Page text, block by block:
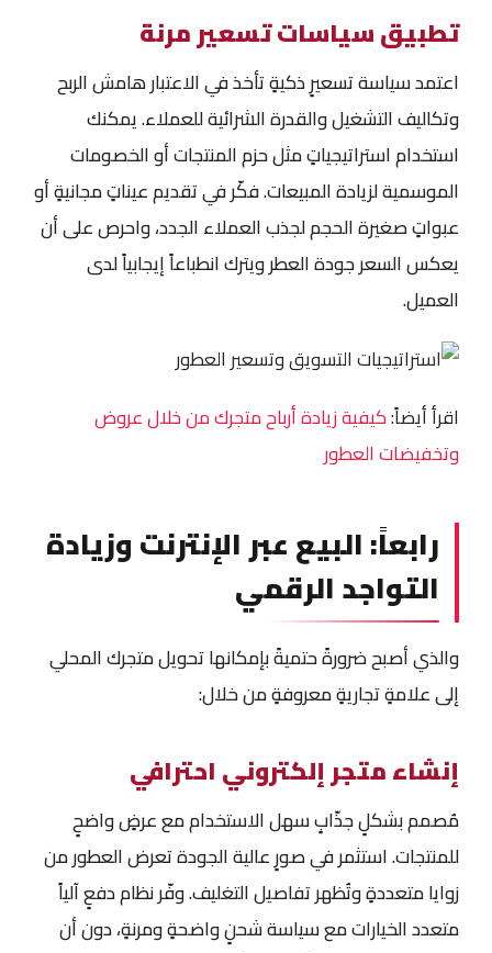
تطبيق سياسات تسعير مرنة
اعتمد سياسة تسعيرٍ ذكيةٍ تأخذ في الاعتبار هامش الربح
وتكاليف التشغيل والقدرة الشرائية للعملاء. يمكنك
استخدام استراتيجياتٍ مثل حزم المنتجات أو الخصومات
الموسمية لزيادة المبيعات. فكّر في تقديم عيناتٍ مجانيةٍ أو
عبواتٍ صغيرة الحجم لجذب العملاء الجدد، واحرص على أن
يعكس السعر جودة العطر ويترك انطباعاً إيجابياً لدى
العميل.
اقرأ أيضاً:كيفية زيادة أرباح متجرك من خلال عروض
وتخفيضات العطور
رابعاً: البيع عبر الإنترنت وزيادة
التواجد الرقمي
والذي أصبح ضرورةً حتميةً بإمكانها تحويل متجرك المحلي
إلى علامةٍ تجاريةٍ معروفةٍ من خلال:
إنشاء متجر إلكتروني احترافي
مُصمم بشكلٍ جذّابٍ سهل الاستخدام مع عرضٍ واضحٍ
للمنتجات. استثمر في صورٍ عالية الجودة تعرض العطور من
زوايا متعددةٍ وتُظهر تفاصيل التغليف. وفّر نظام دفعٍ آلياً
متعدد الخيارات مع سياسة شحنٍ واضحةٍ ومرنةٍ، دون أن